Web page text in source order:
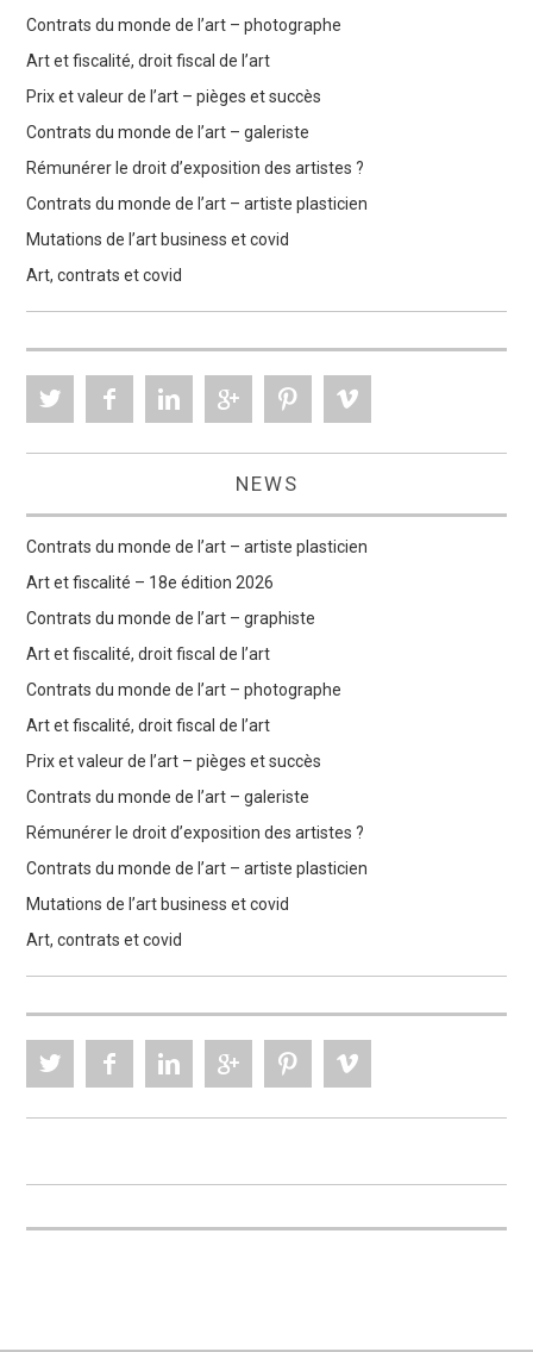
Contrats du monde de l’art – photographe
Art et fiscalité, droit fiscal de l’art
Prix et valeur de l’art – pièges et succès
Contrats du monde de l’art – galeriste
Rémunérer le droit d’exposition des artistes ?
Contrats du monde de l’art – artiste plasticien
Mutations de l’art business et covid
Art, contrats et covid
NEWS
Contrats du monde de l’art – artiste plasticien
Art et fiscalité – 18e édition 2026
Contrats du monde de l’art – graphiste
Art et fiscalité, droit fiscal de l’art
Contrats du monde de l’art – photographe
Art et fiscalité, droit fiscal de l’art
Prix et valeur de l’art – pièges et succès
Contrats du monde de l’art – galeriste
Rémunérer le droit d’exposition des artistes ?
Contrats du monde de l’art – artiste plasticien
Mutations de l’art business et covid
Art, contrats et covid